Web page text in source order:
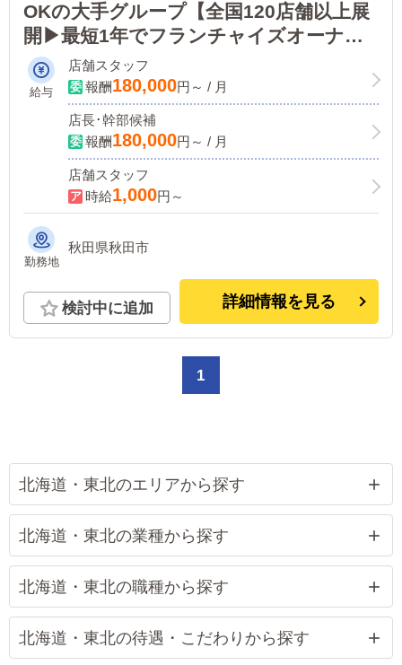
OKの大手グループ【全国120店舗以上展
開▶最短1年でフランチャイズオーナー
に!】ノウハウがあるので未経験のサポ
ート体制も万全！
給与
店舗スタッフ
報酬180,000円～ / 月
店長･幹部候補
報酬180,000円～ / 月
店舗スタッフ
時給1,000円～
勤務地
秋田県秋田市
検討中に追加 詳細情報を見る
1
北海道・東北のエリアから探す
北海道・東北の業種から探す
北海道・東北の職種から探す
北海道・東北の待遇・こだわりから探す